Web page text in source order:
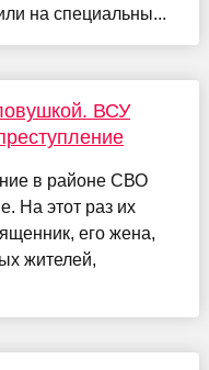
на специальны...
ВСУ
в районе СВО
На этот раз их
его жена,
жителей,